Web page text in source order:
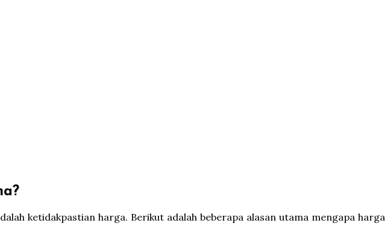
ketidakpastian harga. Berikut adalah beberapa alasan utama mengapa harga